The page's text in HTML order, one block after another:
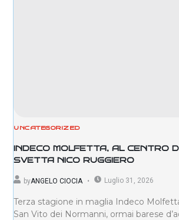
UNCATEGORIZED
INDECO MOLFETTA, AL CENTRO
SVETTA NICO RUGGIERO
byANGELO CIOCIA Luglio 31, 2026
Terza stagione in maglia Indeco
San Vito dei Normanni, ormai barese